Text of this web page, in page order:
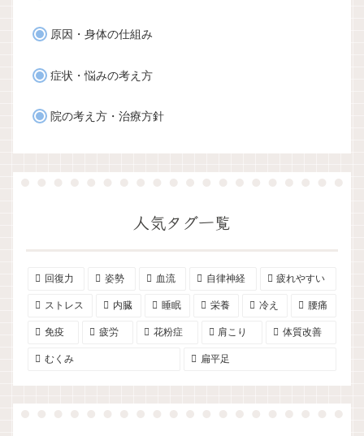
原因・身体の仕組み
症状・悩みの考え方
院の考え方・治療方針
人気タグ一覧
回復力 姿勢 血流 自律神経 疲れやすい
ストレス 内臓 睡眠 栄養 冷え 腰痛
免疫 疲労 花粉症 肩こり 体質改善
むくみ 扁平足